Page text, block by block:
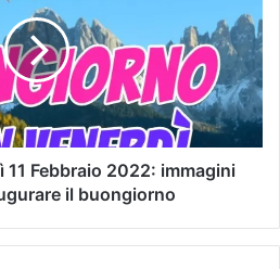
Febbraio 2022: immagini
il buongiorno